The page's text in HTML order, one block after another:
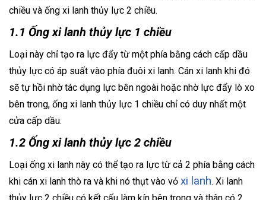
chiều và ống xi lanh thủy lực 2 chiều.
1.1 Ống xi lanh thủy lực 1 chiều
Loại này chỉ tạo ra lực đẩy từ một phía bằng cách cấp dầu
thủy lực có áp suất vào phía đuôi xi lanh. Cán xi lanh khi đó
sẽ tự hồi nhờ tác dụng lực bên ngoài hoặc nhờ lực đẩy lò xo
bên trong, ống xi lanh thủy lực 1 chiều chỉ có duy nhất một
cửa cấp dầu.
1.2 Ống xi lanh thủy lực 2 chiều
Loại ống xi lanh này có thể tạo ra lực từ cả 2 phía bằng cách
khi cán xi lanh thò ra và khi nó thụt vào vỏ xi lanh. Xi lanh